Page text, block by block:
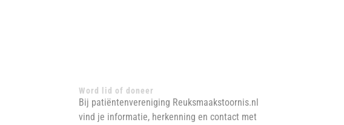
Word lid of doneer
Bij patiëntenvereniging Reuksmaakstoornis.nl
vind je informatie, herkenning en contact met